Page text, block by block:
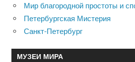
Мир благородной простоты и
Петербургская Мистерия
Санкт-Петербург
МУЗЕИ МИРА